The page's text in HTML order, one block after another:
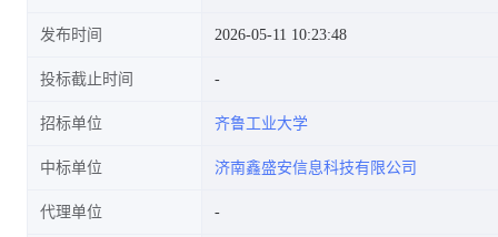
发布时间 2026-05-11 10:23:48
投标截止时间
招标单位 齐鲁工业大学
中标单位 济南鑫盛安信息科技有限公司
代理单位